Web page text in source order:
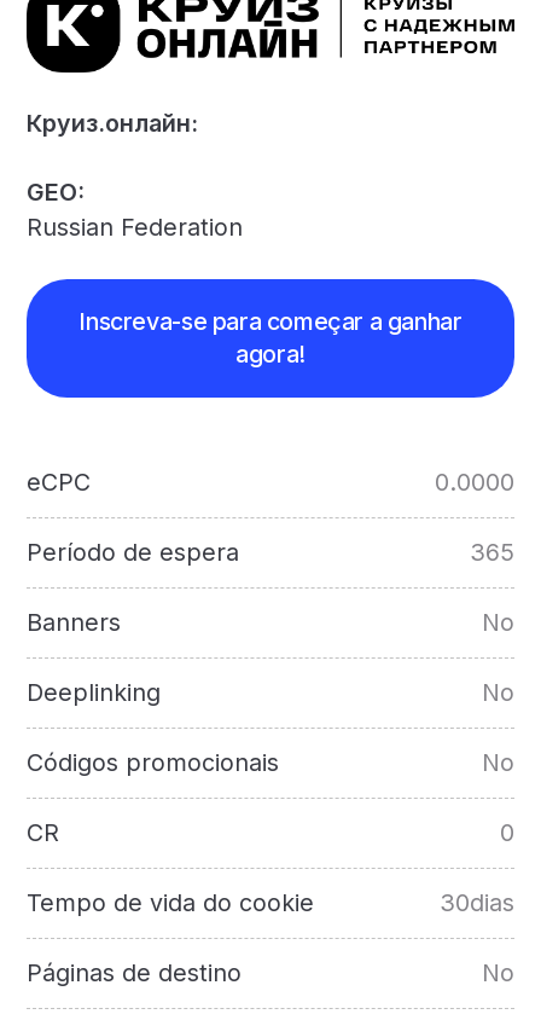
Круиз.онлайн:
GEO:
Russian Federation
Inscreva-se para começar a ganhar
agora!
eCPC 0.0000
Período de espera 365
Banners No
Deeplinking No
Códigos promocionais No
CR 0
Tempo de vida do cookie 30dias
Páginas de destino No